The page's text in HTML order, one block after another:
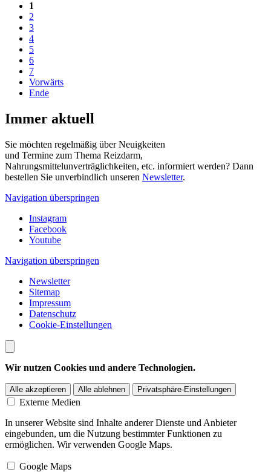
1
2
3
4
5
6
7
Vorwärts
Ende
Immer aktuell
Sie möchten regelmäßig über Neuigkeiten
und Termine zum Thema Reizdarm,
Nahrungsmittelunverträglichkeiten, etc. informiert werden? Dann
bestellen Sie unverbindlich unseren Newsletter.
Navigation überspringen
Instagram
Facebook
Youtube
Navigation überspringen
Newsletter
Sitemap
Impressum
Datenschutz
Cookie-Einstellungen
Wir nutzen Cookies und andere Technologien.
Alle akzeptieren Alle ablehnen Privatsphäre-Einstellungen
Externe Medien
In unserer Website sind Inhalte anderer Dienste und Anbieter
eingebunden, um die Nutzung bestimmter Funktionen zu
ermöglichen. Wir verwenden Google Maps.
Google Maps